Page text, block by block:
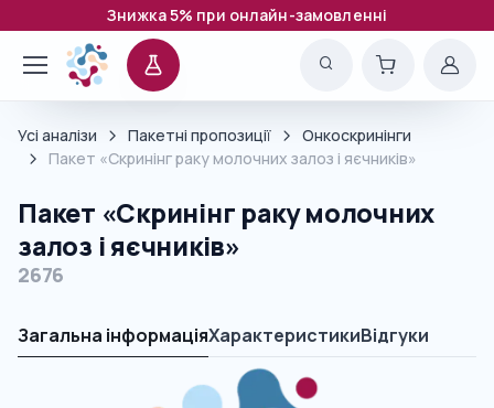
Знижка 5% при онлайн-замовленні
Усі аналізи Пакетні пропозиції
Онкоскринінги
Пакет «Скринінг раку молочних залоз і яєчників»
Пакет «Скринінг раку молочних
залоз і яєчників»
2676
Загальна інформаціяХарактеристикиВідгуки